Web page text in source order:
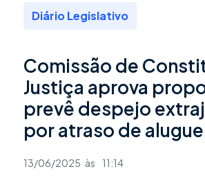
Diário Legislativo
Comissão de
Justiça aprova
prevê despejo
por atraso de
13/06/2025 às
11:14